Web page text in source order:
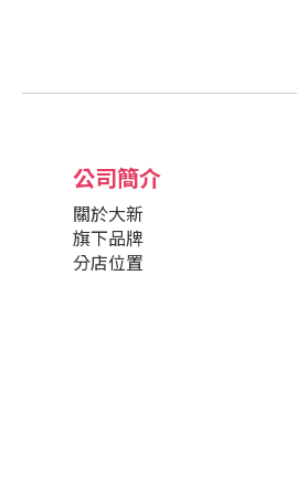
公司簡介
關於大新
旗下品牌
分店位置